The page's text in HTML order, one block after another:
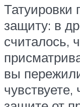
Татуировки
защиту: в
считалось,
вы
чувствуете,